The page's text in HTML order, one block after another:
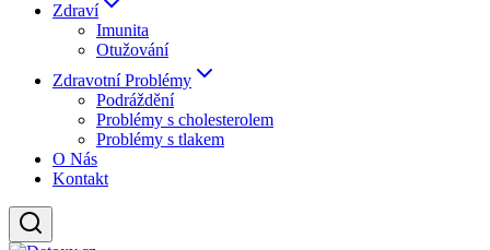
Zdraví
Imunita
Otužování
Zdravotní Problémy
Podráždění
Problémy s cholesterolem
Problémy s tlakem
O Nás
Kontakt